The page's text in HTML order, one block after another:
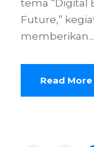
tema “Digital
Future,”
memberikan...
Read More